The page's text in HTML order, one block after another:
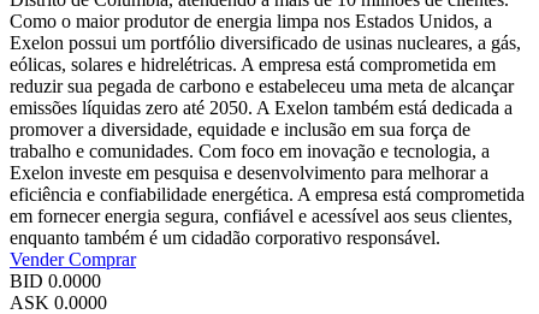
Como o maior produtor de energia limpa nos Estados Unidos, a
Exelon possui um portfólio diversificado de usinas nucleares, a gás,
eólicas, solares e hidrelétricas. A empresa está comprometida em
reduzir sua pegada de carbono e estabeleceu uma meta de alcançar
emissões líquidas zero até 2050. A Exelon também está dedicada a
promover a diversidade, equidade e inclusão em sua força de
trabalho e comunidades. Com foco em inovação e tecnologia, a
Exelon investe em pesquisa e desenvolvimento para melhorar a
eficiência e confiabilidade energética. A empresa está comprometida
em fornecer energia segura, confiável e acessível aos seus clientes,
enquanto também é um cidadão corporativo responsável.
VenderComprar
BID 0.0000
ASK 0.0000